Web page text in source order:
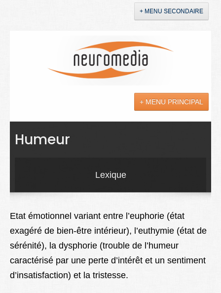
+ MENU SECONDAIRE
+ MENU PRINCIPAL
Actualités
Soins
Droit
Lexique
Better Health
Humeur
Lexique
Etat émotionnel variant entre l’euphorie (état
exagéré de bien-être intérieur), l’euthymie (état de
sérénité), la dysphorie (trouble de l’humeur
caractérisé par une perte d’intérêt et un sentiment
d’insatisfaction) et la tristesse.